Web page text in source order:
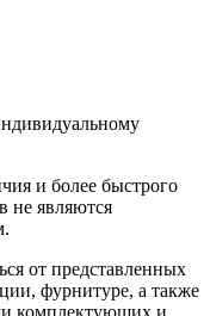
и более быстрого
не являются
от представленных
фурнитуре, а также
комплектующих и